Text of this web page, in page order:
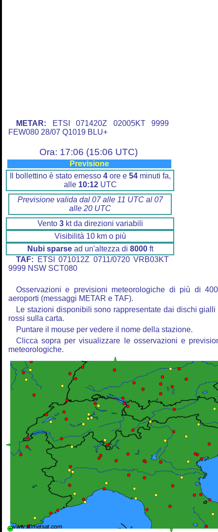
METAR: ETSI 071420Z 02005KT 9999
FEW080 28/07 Q1019 BLU+
Ora: 17:06 (15:06 UTC)
Previsione
Il bollettino è stato emesso 4ore e 54minuti fa,
alle 10:12UTC
Previsione valida dal 07 alle 11 UTC al 07
alle 20 UTC
Vento 3kt da direzioni variabili
Visibilità 10 km o più
Nubi sparsead un'altezza di 8000ft
TAF: ETSI 071012Z 0711/0720 VRB03KT
9999 NSW SCT080
Osservazioni e previsioni meteorologiche di più di
aeroporti (messaggi METAR e TAF).
Le stazioni disponibili sono rappresentate dai dischi gialli
rossi sulla carta.
Puntare il mouse per vedere il nome della stazione.
Clicca sopra per visualizzare le osservazioni e
meteorologiche.